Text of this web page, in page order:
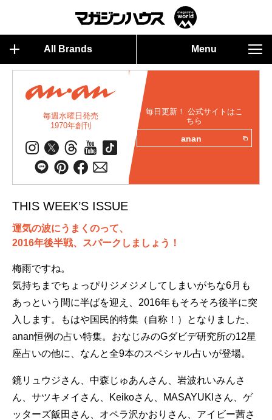
All Brands Menu
毎週水曜日発売
1970年創刊
毎日更新！ 公式サイトはこ
ちら
anan
THIS WEEK’S ISSUE
運気の波にうまくのって、
2016年後半戦、スパークしましょう！
梅雨ですね。
気持ちまでちょっぴりジメジメしてしまいがちな6月も
あっという間に半ばを迎え、2016年もそろそろ後半に突
入します。もはや国民的特集（自称！）となりました、
anan恒例の占い特集。おなじみのGダビデ研究所の12星
座占いの他に、なんと全9本のスペシャル占いが登場。
鏡リュウジさん、中森じゅあんさん、岩波れいみんさ
ん、サツキメイさん、Keikoさん、MASAYUKIさん、ゲ
ッターズ飯田さん、オペラ沢かおりさん、アイビー茜さ